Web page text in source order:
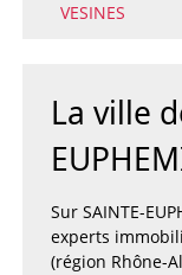
VESINES
La ville
Sur SAINTE-
experts
(région Rhône-